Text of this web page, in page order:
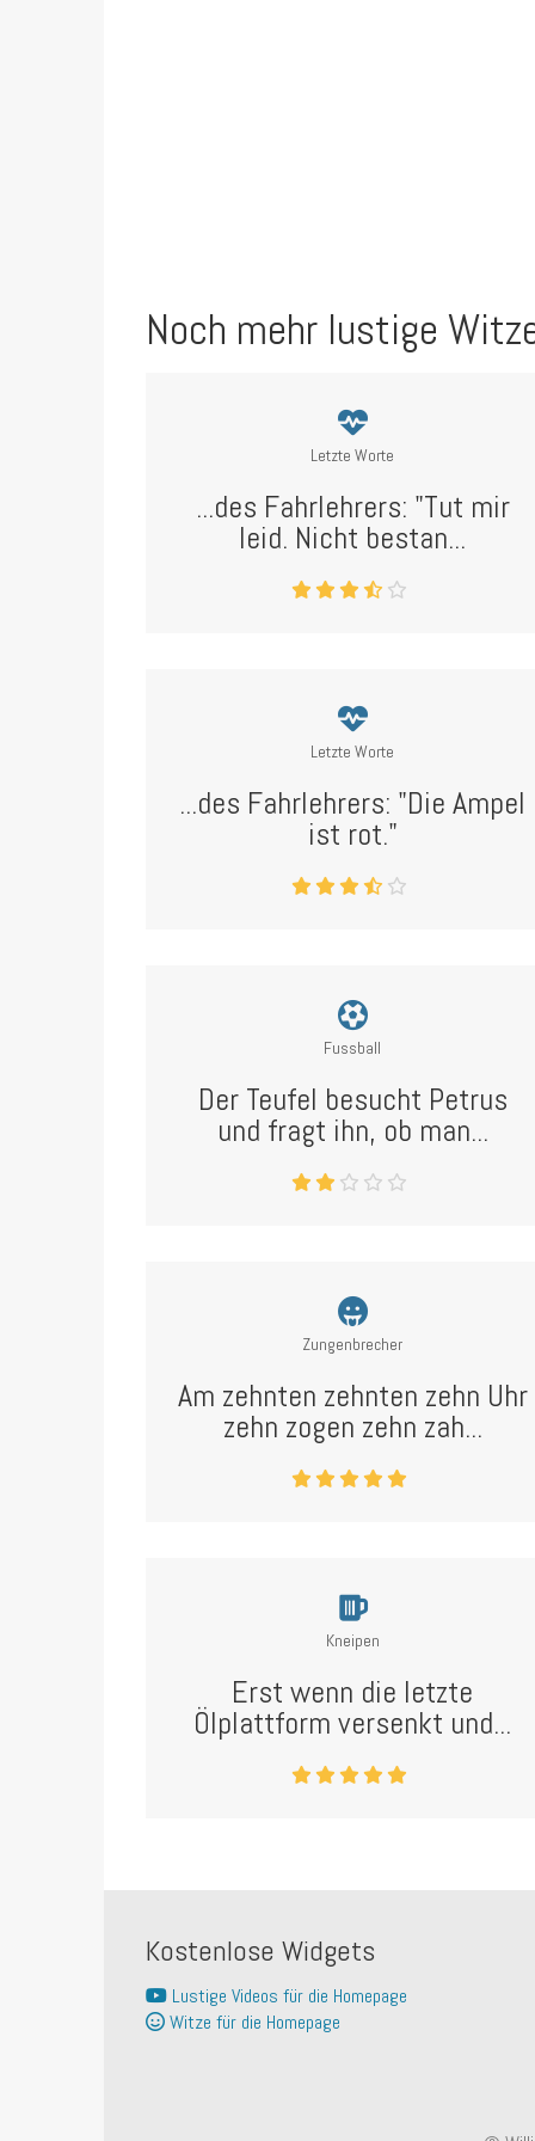
Noch mehr lustige
Letzte Worte
...des Fahrlehrers: "Tut mir
leid. Nicht bestan...
Letzte Worte
...des Fahrlehrers: "Die Ampel
ist rot."
Fussball
Der Teufel besucht Petrus
und fragt ihn, ob man...
Zungenbrecher
Am zehnten zehnten zehn Uhr
zehn zogen zehn zah...
Kneipen
Erst wenn die letzte
Ölplattform versenkt und...
Kostenlose Widgets
Lustige Videos für die Homepage
Witze für die Homepage